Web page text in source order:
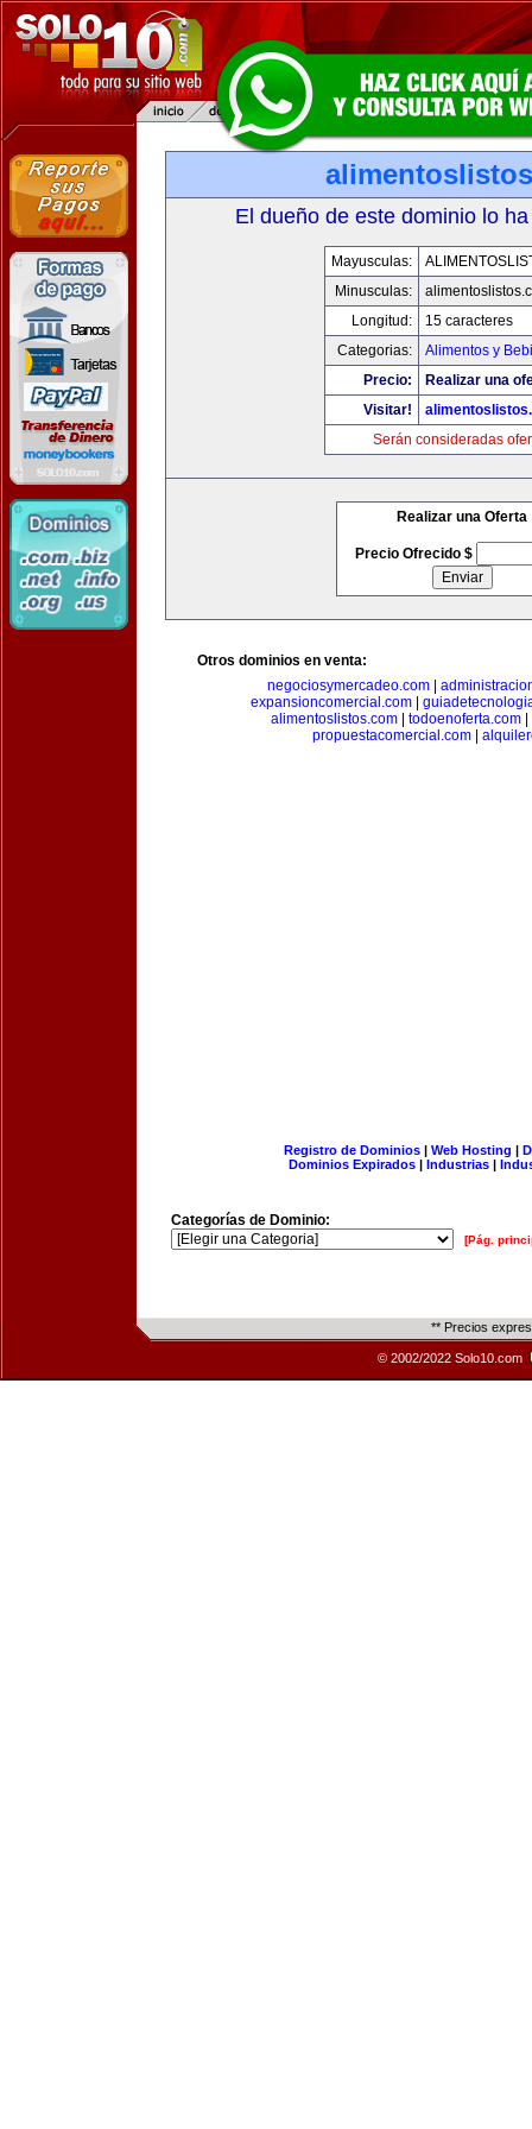
El dueño de este dominio lo
Mayusculas:
Minusculas:
Longitud:
15 caracteres
Categorias:
Alimentos y
Precio:
Realizar una
Visitar!
Serán consideradas
Realizar una Oferta
Precio Ofrecido $
Otros dominios en venta:
negociosymercadeo.com|
expansioncomercial.com|
alimentoslistos.com| todoenoferta.com|
propuestacomercial.com
Registro de Dominios| Web Hosting |
Dominios Expirados | Industrias |
Categorías de Dominio:
[Pág.
** Precios
© 2002/2022 Solo10.com